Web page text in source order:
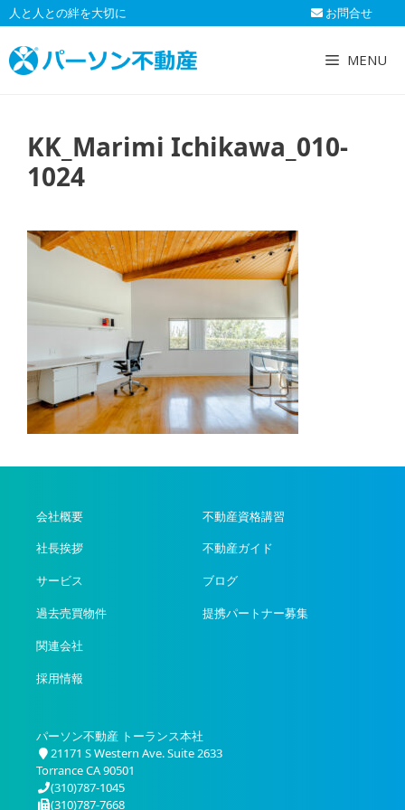
コ
ン
テ
ン
人と人との絆を大切に お問合せ
MENU
KK_Marimi Ichikawa_010-
1024
会社概要
社長挨拶
サービス
過去売買物件
関連会社
採用情報
不動産資格講習
不動産ガイド
ブログ
提携パートナー募集
パーソン不動産 トーランス本社
21171 S Western Ave. Suite 2633
Torrance CA 90501
(310)787-1045
(310)787-7668